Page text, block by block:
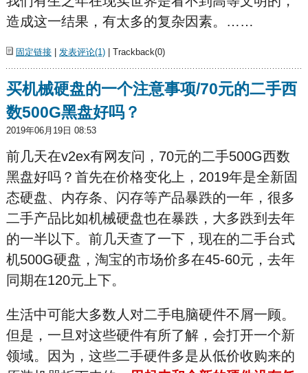
造成这一结果，有太多的复杂因素。……
固定链接| 发表评论(1)| Trackback(0)
买机械硬盘的一个注意事项/70元的二手西
数500G黑盘好吗？
2019年06月19日 08:53
前几天在v2ex有网友问，70元的二手500G西数
黑盘好吗？首先在价格变化上，2019年是全新固
态硬盘、内存条、闪存等产品暴跌的一年，很多
二手产品比如机械硬盘也在暴跌，大多跌到去年
的一半以下。前几天查了一下，现在的二手台式
机500G硬盘，淘宝的市场价多在45-60元，去年
同期在120元上下。
生活中可能大多数人对二手电脑硬件不屑一顾。
但是，一旦对这些硬件有所了解，会打开一个新
领域。因为，这些二手硬件多是从低价收购来的